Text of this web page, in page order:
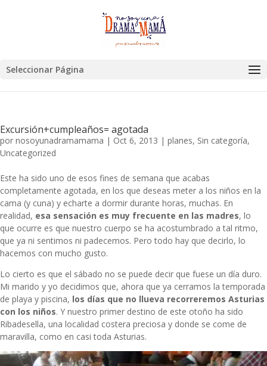
Seleccionar Página
Excursión+cumpleaños= agotada
por nosoyunadramamama | Oct 6, 2013 | planes, Sin categoría,
Uncategorized
Este ha sido uno de esos fines de semana que acabas
completamente agotada, en los que deseas meter a los niños en la
cama (y cuna) y echarte a dormir durante horas, muchas. En
realidad, esa sensación es muy frecuente en las madres, lo
que ocurre es que nuestro cuerpo se ha acostumbrado a tal ritmo,
que ya ni sentimos ni padecemos. Pero todo hay que decirlo, lo
hacemos con mucho gusto.
Lo cierto es que el sábado no se puede decir que fuese un día duro.
Mi marido y yo decidimos que, ahora que ya cerramos la temporada
de playa y piscina, los días que no llueva recorreremos Asturias
con los niños. Y nuestro primer destino de este otoño ha sido
Ribadesella, una localidad costera preciosa y donde se come de
maravilla, como en casi toda Asturias.